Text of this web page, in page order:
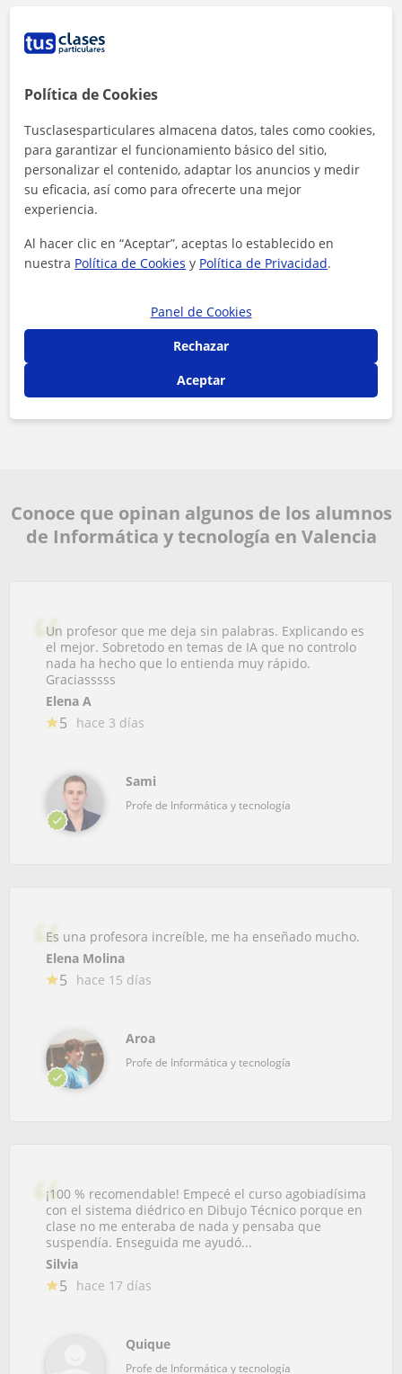
15 €/h
Es el precio medio de las clases de Informática
y tecnología
<4h
solicitudes
Conoce que opinan algunos de los alumnos
de Informática y tecnología en Valencia
Un profesor que me deja sin palabras. Explicando es
el mejor. Sobretodo en temas de IA que no controlo
nada ha hecho que lo entienda muy rápido.
Graciasssss
Elena A
5 hace 3 días
Sami
Profe de Informática y tecnología
Es una profesora increíble, me ha enseñado mucho.
Elena Molina
5 hace 15 días
Aroa
Profe de Informática y tecnología
¡100 % recomendable! Empecé el curso agobiadísima
con el sistema diédrico en Dibujo Técnico porque en
clase no me enteraba de nada y pensaba que
suspendía. Enseguida me ayudó...
Silvia
5 hace 17 días
Quique
Profe de Informática y tecnología
Política de Cookies
Tusclasesparticulares almacena datos, tales como cookies,
para garantizar el funcionamiento básico del sitio,
personalizar el contenido, adaptar los anuncios y medir
su eficacia, así como para ofrecerte una mejor
experiencia.
Al hacer clic en “Aceptar”, aceptas lo establecido en
nuestra Política de Cookies y Política de Privacidad.
Panel de Cookies
Rechazar
Aceptar